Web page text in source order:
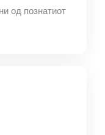
од познатиот